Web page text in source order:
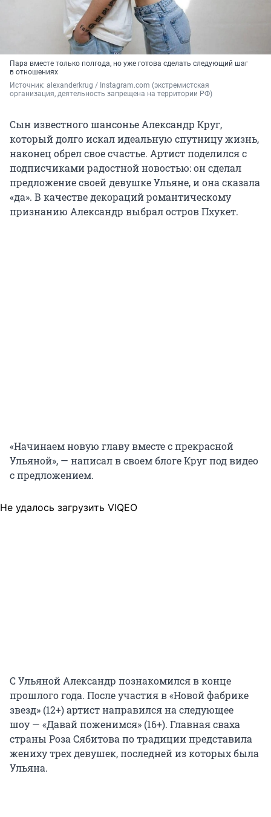
Пара вместе только полгода, но уже готова сделать следующий шаг
в отношениях
Источник: alexanderkrug / Instagram.com (экстремистская
организация, деятельность запрещена на территории РФ)
Сын известного шансонье Александр Круг,
который долго искал идеальную спутницу жизнь,
наконец обрел свое счастье. Артист поделился с
подписчиками радостной новостью: он сделал
предложение своей девушке Ульяне, и она сказала
«да». В качестве декораций романтическому
признанию Александр выбрал остров Пхукет.
«Начинаем новую главу вместе с прекрасной
Ульяной», — написал в своем блоге Круг под видео
с предложением.
Не удалось загрузить VIQEO
С Ульяной Александр познакомился в конце
прошлого года. После участия в «Новой фабрике
звезд» (12+) артист направился на следующее
шоу — «Давай поженимся» (16+). Главная сваха
страны Роза Сябитова по традиции представила
жениху трех девушек, последней из которых была
Ульяна.